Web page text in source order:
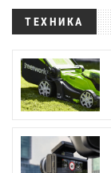
ТЕХНИКА